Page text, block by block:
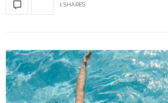
1 SHARES